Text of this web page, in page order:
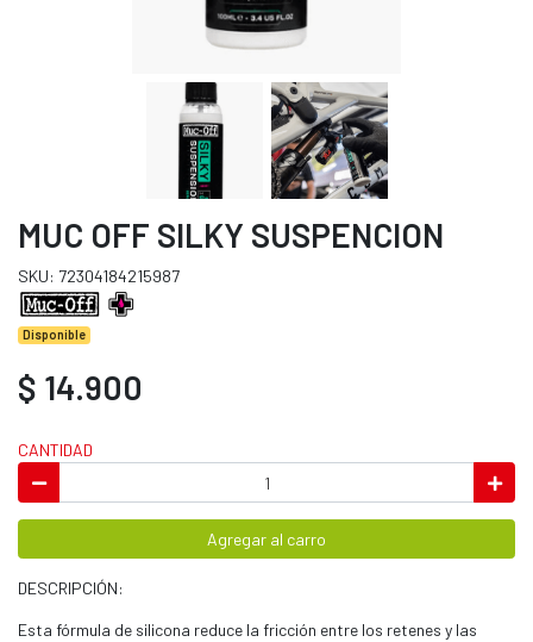
MUC OFF SILKY SUSPENCION
SKU: 72304184215987
Disponible
$ 14.900
CANTIDAD
Agregar al carro
DESCRIPCIÓN:
Esta fórmula de silicona reduce la fricción entre los retenes y las